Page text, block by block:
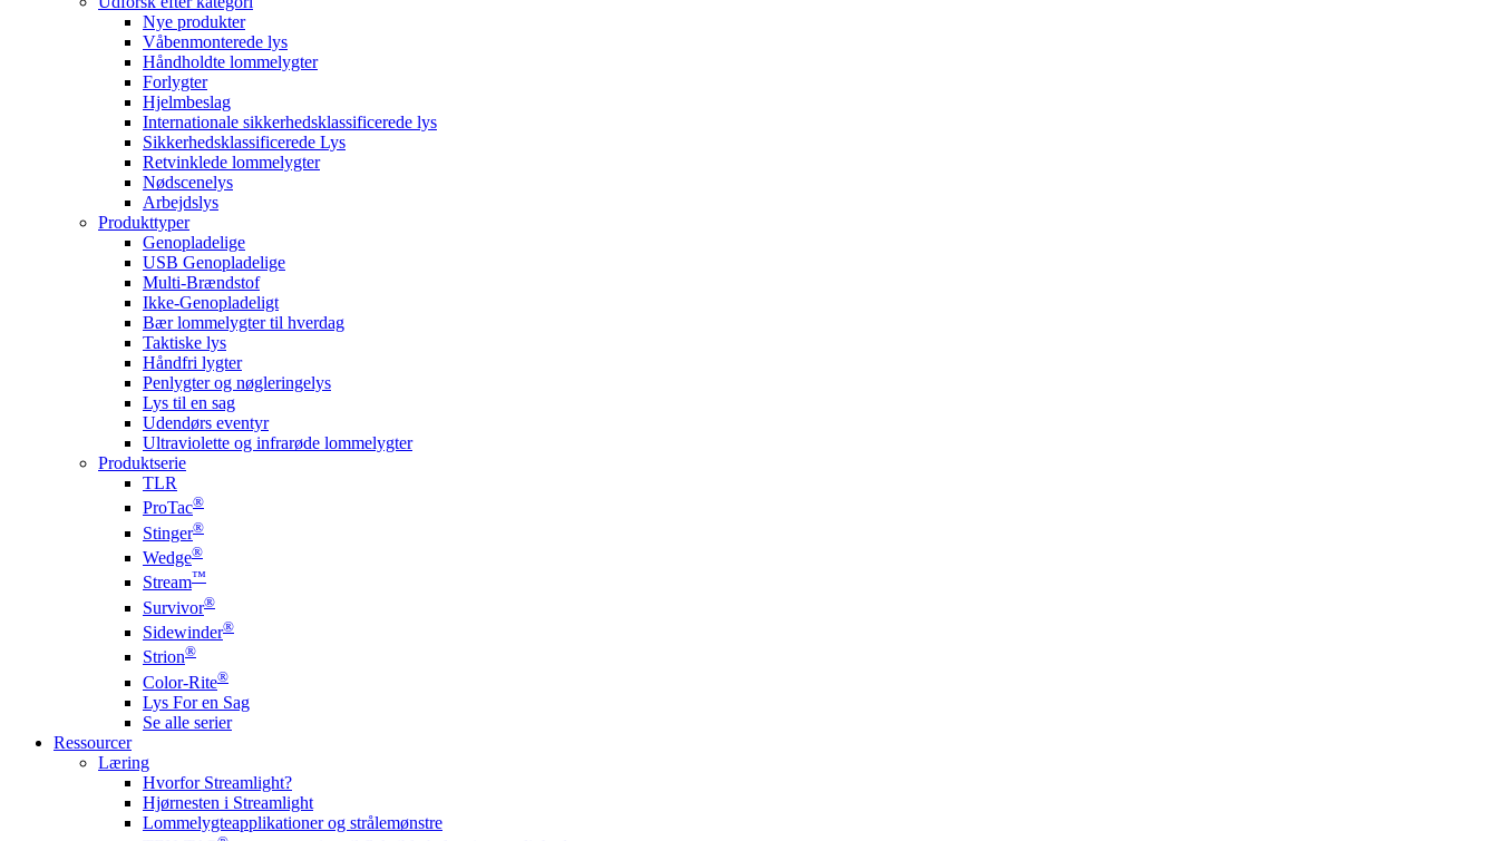
Nye produkter
Våbenmonterede lys
Håndholdte lommelygter
Forlygter
Hjelmbeslag
Internationale sikkerhedsklassificerede lys
Sikkerhedsklassificerede Lys
Retvinklede lommelygter
Nødscenelys
Arbejdslys
Produkttyper
Genopladelige
USB Genopladelige
Multi-Brændstof
Ikke-Genopladeligt
Bær lommelygter til hverdag
Taktiske lys
Håndfri lygter
Penlygter og nøgleringelys
Lys til en sag
Udendørs eventyr
Ultraviolette og infrarøde lommelygter
Produktserie
TLR
ProTac®
Stinger®
Wedge®
Stream™
Survivor®
Sidewinder®
Strion®
Color-Rite®
Lys For en Sag
Se alle serier
Ressourcer
Læring
Hvorfor Streamlight?
Hjørnesten i Streamlight
Lommelygteapplikationer og strålemønstre